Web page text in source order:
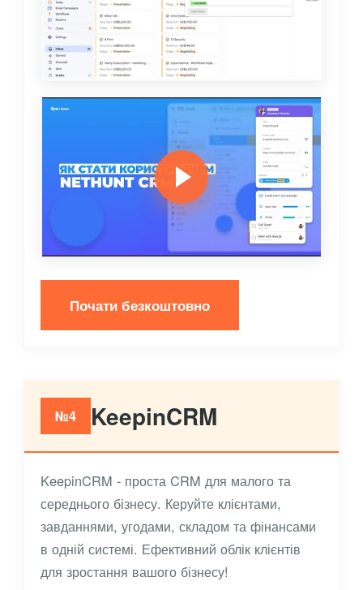
Почати безкоштовно
№4 KeepinCRM
KeepinCRM - проста CRM для малого та
середнього бізнесу. Керуйте клієнтами,
завданнями, угодами, складом та фінансами
в одній системі. Ефективний облік клієнтів
для зростання вашого бізнесу!